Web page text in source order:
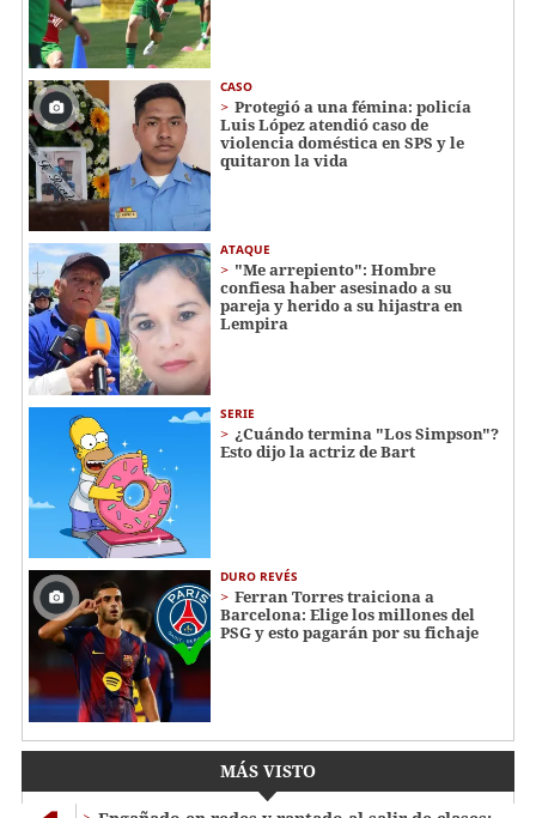
CASO
Protegió a una fémina: policía
Luis López atendió caso de
violencia doméstica en SPS y le
quitaron la vida
ATAQUE
"Me arrepiento": Hombre
confiesa haber asesinado a su
pareja y herido a su hijastra en
Lempira
SERIE
¿Cuándo termina "Los Simpson"?
Esto dijo la actriz de Bart
DURO REVÉS
Ferran Torres traiciona a
Barcelona: Elige los millones del
PSG y esto pagarán por su fichaje
MÁS VISTO